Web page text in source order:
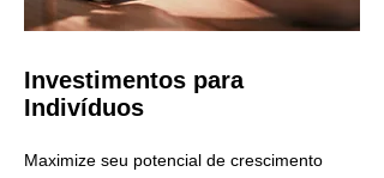
Investimentos para
Indivíduos
Maximize seu potencial de crescimento